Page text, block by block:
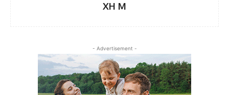
XH M
- Advertisement -